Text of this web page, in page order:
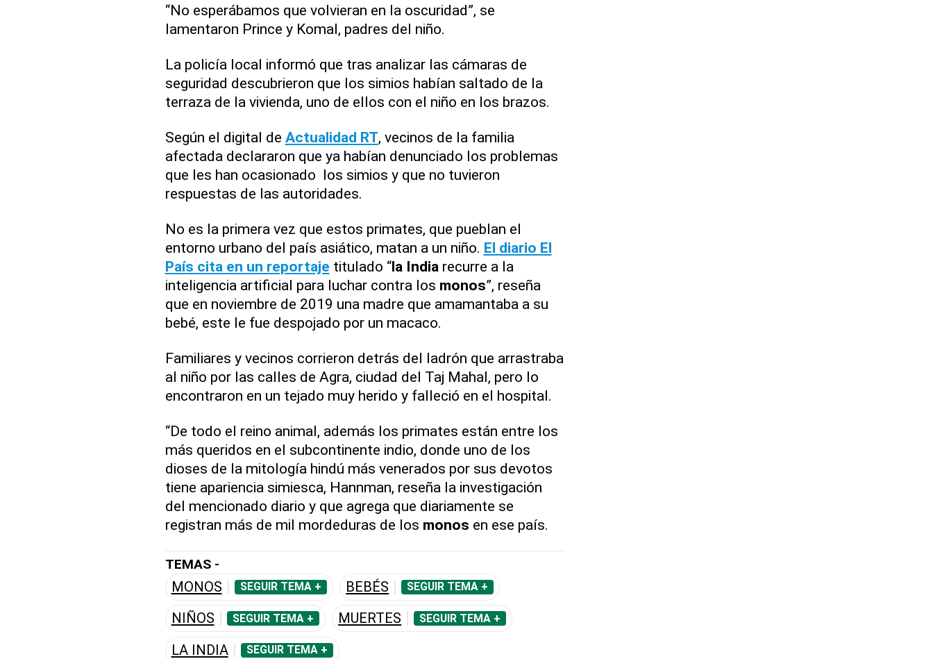
“No esperábamos que volvieran en la oscuridad”, se
lamentaron Prince y Komal, padres del niño.
La policía local informó que tras analizar las cámaras de
seguridad descubrieron que los simios habían saltado de la
terraza de la vivienda, uno de ellos con el niño en los brazos.
Según el digital de Actualidad RT, vecinos de la familia
afectada declararon que ya habían denunciado los problemas
que les han ocasionado los simios y que no tuvieron
respuestas de las autoridades.
No es la primera vez que estos primates, que pueblan el
entorno urbano del país asiático, matan a un niño. El diario El
País cita en un reportaje titulado “la India recurre a la
inteligencia artificial para luchar contra los monos”, reseña
que en noviembre de 2019 una madre que amamantaba a su
bebé, este le fue despojado por un macaco.
Familiares y vecinos corrieron detrás del ladrón que arrastraba
al niño por las calles de Agra, ciudad del Taj Mahal, pero lo
encontraron en un tejado muy herido y falleció en el hospital.
“De todo el reino animal, además los primates están entre los
más queridos en el subcontinente indio, donde uno de los
dioses de la mitología hindú más venerados por sus devotos
tiene apariencia simiesca, Hannman, reseña la investigación
del mencionado diario y que agrega que diariamente se
registran más de mil mordeduras de los monos en ese país.
TEMAS -
MONOS SEGUIR TEMA + BEBÉS SEGUIR TEMA +
NIÑOS SEGUIR TEMA + MUERTES SEGUIR TEMA +
LA INDIA SEGUIR TEMA +